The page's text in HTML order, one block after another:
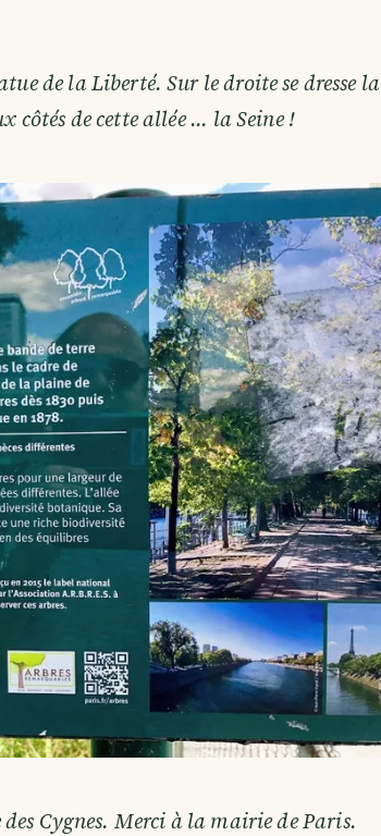
de la Liberté. Sur le droite se dresse la
côtés de cette allée ... la Seine !
Cygnes. Merci à la mairie de Paris.